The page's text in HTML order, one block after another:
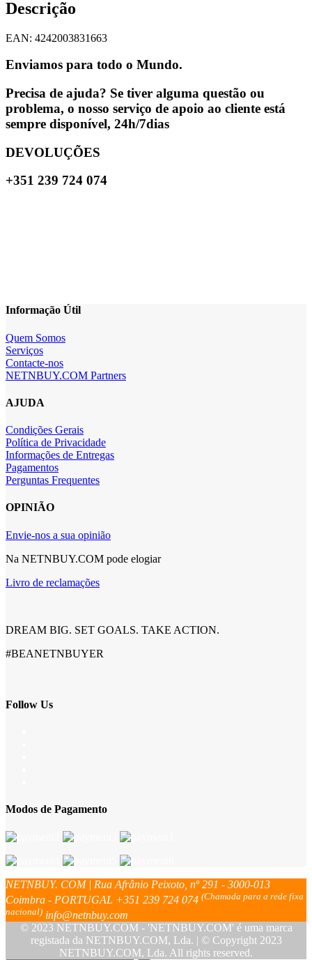
Descrição
EAN: 4242003831663
Enviamos para todo o Mundo.
Precisa de ajuda? Se tiver alguma questão ou
problema, o nosso serviço de apoio ao cliente está
sempre disponível, 24h/7dias
DEVOLUÇÕES
+351 239 724 074
Informação Útil
Quem Somos
Serviços
Contacte-nos
NETNBUY.COM Partners
AJUDA
Condições Gerais
Política de Privacidade
Informações de Entregas
Pagamentos
Perguntas Frequentes
OPINIÃO
Envie-nos a sua opinião
Na NETNBUY.COM pode elogiar
Livro de reclamações
DREAM BIG. SET GOALS. TAKE ACTION.
#BEANETNBUYER
Follow Us
Modos de Pagamento
NETNBUY. COM | Rua Afrânio Peixoto, nº 291 - 3000-013
Coimbra - PORTUGAL +351 239 724 074 (Chamada para a rede fixa
nacional) info@netnbuy.com
© 2023 NETNBUY.COM - 'NETNBUY.COM' é uma marca
registada da NETNBUY.COM, Lda. | © Copyright 2023
NETNBUY.COM, Lda. All rights reserved.